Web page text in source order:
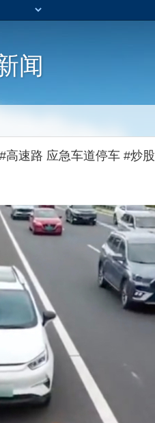
闻
高速路 应急车道停车 #炒股